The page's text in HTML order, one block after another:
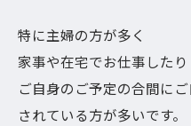
特に主婦の方が多く
家事や在宅でお仕事したり
ご自身のご予定の合間に
されている方が多いです。